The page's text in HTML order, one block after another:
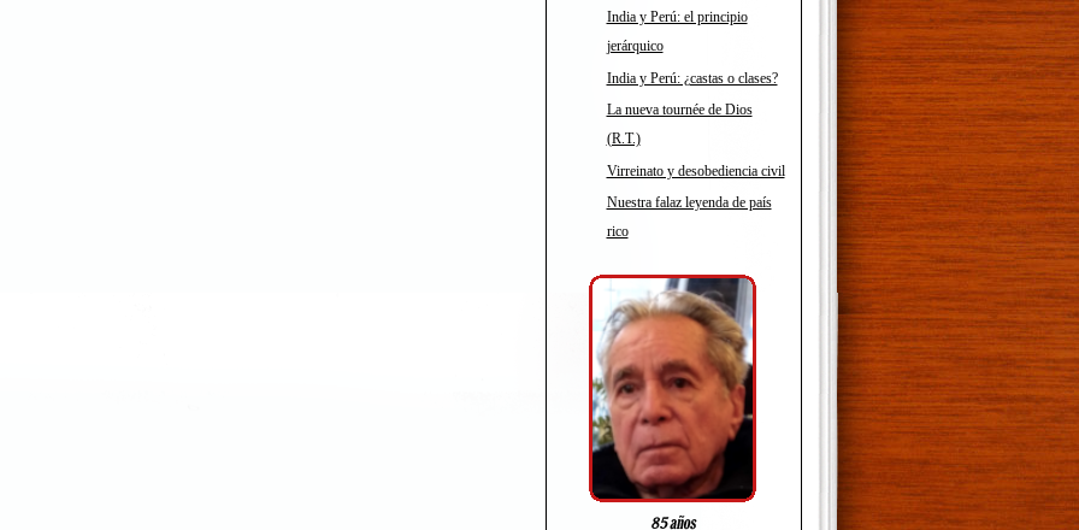
India y Perú: el principio
jerárquico
India y Perú: ¿castas o clases?
La nueva tournée de Dios
(R.T.)
Virreinato y desobediencia civil
Nuestra falaz leyenda de país
rico